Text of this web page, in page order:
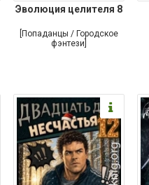
Эволюция целителя 8
[Попаданцы / Городское
фэнтези]